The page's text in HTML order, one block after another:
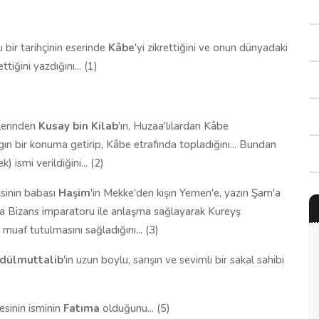
bir tarihçinin eserinde Kâbe'yi zikrettiğini ve onun dünyadaki
yazdığını... (1)
Kusay bin Kilab'ın, Huzaa'lılardan Kâbe
bir konuma getirip, Kâbe etrafında topladığını... Bundan
ismi verildiğini... (2)
babası Haşim'in Mekke'den kışın Yemen'e, yazın Şam'a
imparatoru ile anlaşma sağlayarak Kureyş
tutulmasını sağladığını... (3)
'in uzun boylu, sarışın ve sevimli bir sakal sahibi
isminin Fatıma olduğunu... (5)